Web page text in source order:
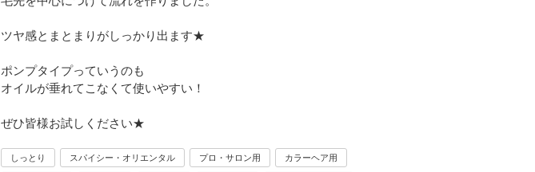
ツヤ感とまとまりがしっかり出ます★
ポンプタイプっていうのも
オイルが垂れてこなくて使いやすい！
ぜひ皆様お試しください★
しっとり スパイシー・オリエンタル プロ・サロン用 カラーヘア用